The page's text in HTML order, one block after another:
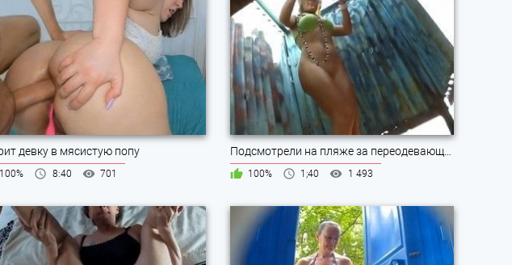
девку в мясистую попу
100% 8:40 701
Подсмотрели на пляже за переодевающейся блондинкой
100% 1;40 1 493